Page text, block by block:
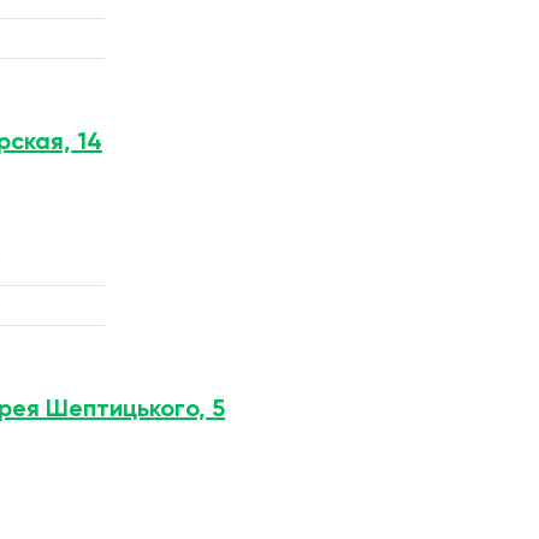
14
Шептицького, 5